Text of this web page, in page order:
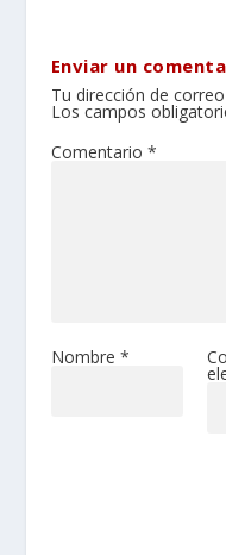
Enviar un
Tu dirección de
Los campos
Comentario *
Nombre *